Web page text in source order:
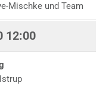
Mischke und Team
12:00